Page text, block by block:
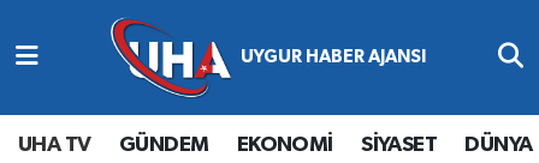
UHA TV GÜNDEM EKONOMİ SİYASET DÜNYA
Abone Ol
Gündem
Nöbetçi Eczaneler
Hava Durumu